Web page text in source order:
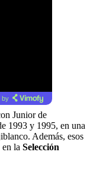
by
Junior de
1993 y 1995, en una
Además, esos
en la Selección